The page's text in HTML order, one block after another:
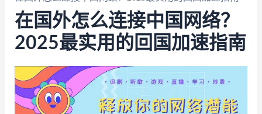
在国外怎么连接中国网络？
2025最实用的回国加速指南